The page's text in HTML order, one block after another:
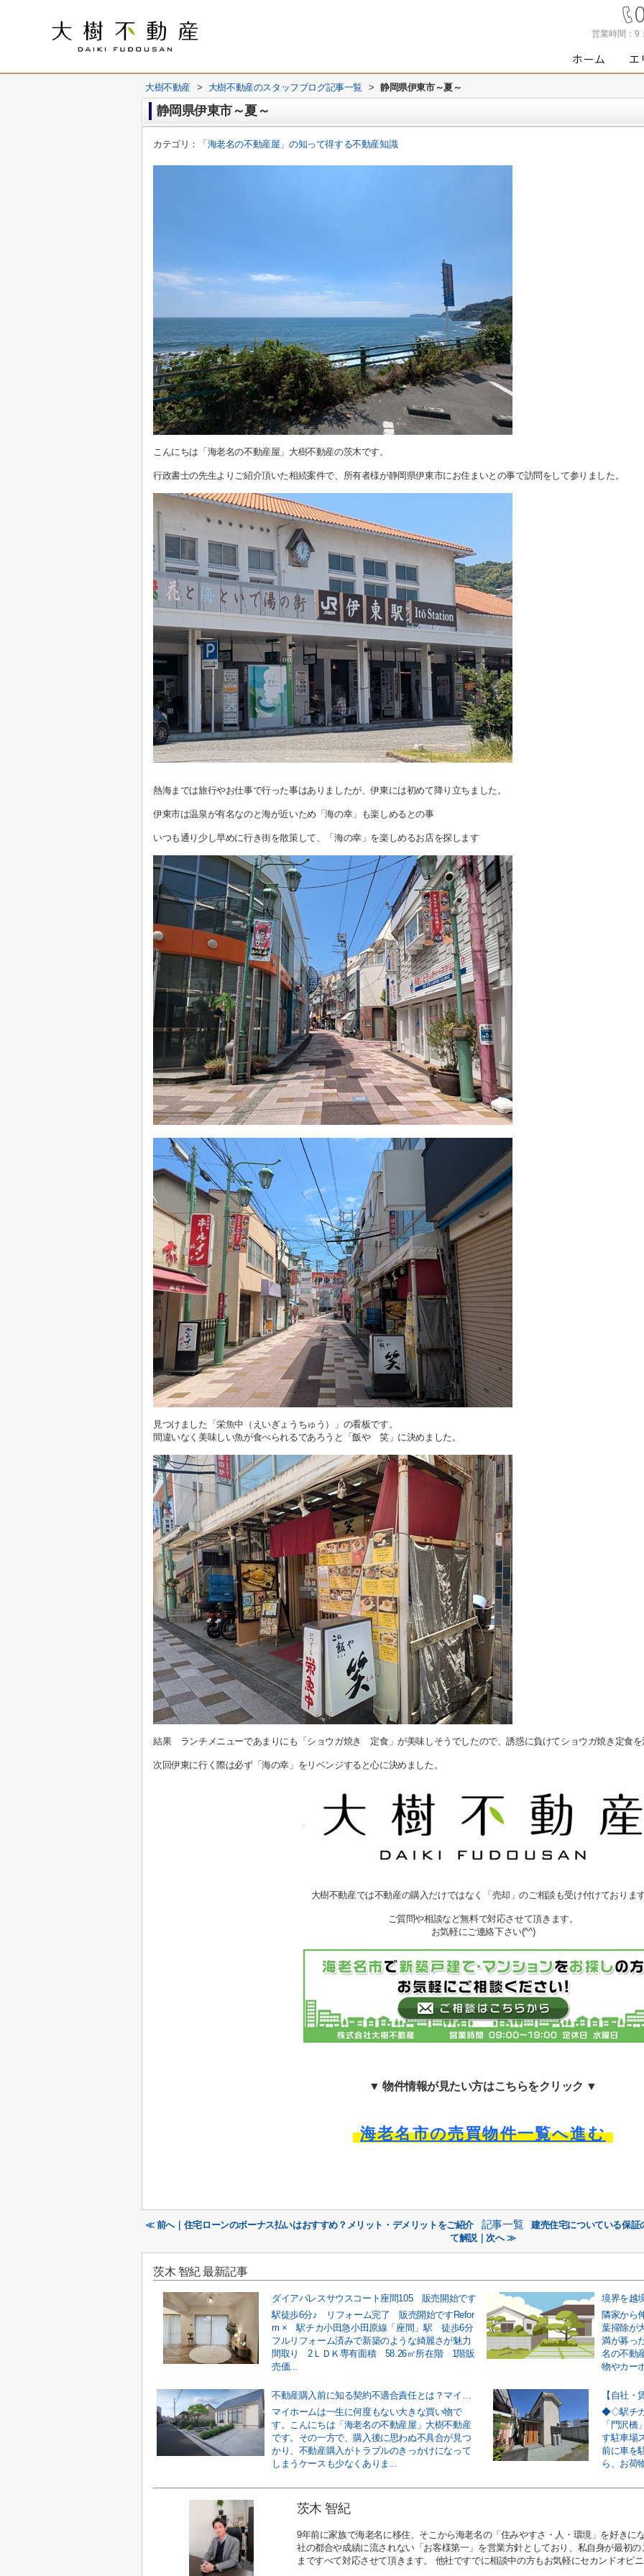
営業時間： 9
大樹不動産 > 大樹不動産のスタッフブログ記事一覧 > 静岡県伊東市～夏～
静岡県伊東市～夏～
カテゴリ：
「海老名の不動産屋」の知って得する不動産知識
こんにちは「海老名の不動産屋」大樹不動産の茨木です。
行政書士の先生よりご紹介頂いた相続案件で、所有者様が静岡県伊東市にお住まいとの事で訪問をして参りました。
熱海までは旅行やお仕事で行った事はありましたが、伊東には初めて降り立ちました。
伊東市は温泉が有名なのと海が近いため「海の幸」も楽しめるとの事
いつも通り少し早めに行き街を散策して、「海の幸」を楽しめるお店を探します
見つけました「栄魚中（えいぎょうちゅう）」の看板です。
間違いなく美味しい魚が食べられるであろうと「飯や 笑」に決めました。
結果 ランチメニューであまりにも「ショウガ焼き 定食」が美味しそうでしたので、誘惑に負けてショウガ焼き定食を
次回伊東に行く際は必ず「海の幸」をリベンジすると心に決めました。
大樹不動産では不動産の購入だけではなく「売却」のご相談も受け付けております
ご質問や相談など無料で対応させて頂きます。
お気軽にご連絡下さい(^^)
▼ 物件情報が見たい方はこちらをクリック ▼
海老名市の売買物件一覧へ進む
≪ 前へ｜住宅ローンのボーナス払いはおすすめ？メリット・デメリットをご紹介 記事一覧
建売住宅についている保
て解説｜次へ ≫
茨木 智紀 最新記事
ダイアパレスサウスコート座間105 販売開始です
駅徒歩6分♪ リフォーム完了 販売開始ですRefor
m × 駅チカ小田急小田原線「座間」駅 徒歩6分
フルリフォーム済みで新築のような綺麗さが魅力
間取り 2ＬＤＫ専有面積 58.26㎡所在階 1階販
売価...
隣家から
葉掃除が
満が募っ
名の不動
物やカー
不動産購入前に知る契約不適合責任とは？マイホームの疑問をわかりやすく解説
マイホームは一生に何度もない大きな買い物で
す。こんにちは「海老名の不動産屋」大樹不動産
です。その一方で、購入後に思わぬ不具合が見つ
かり、不動産購入がトラブルのきっかけになって
しまうケースも少なくありま...
【自社
◆◇駅チ
「門沢橋
す駐車場
前に車を
ら、お荷
茨木 智紀
9年前に家族で海老名に移住、そこから海老名の「住みやすさ・人・環境」を好きに
社の都合や成績に流されない「お客様第一」を営業方針としており、私自身が最初
まですべて対応させて頂きます。 他社ですでに相談中の方もお気軽にセカンドオピ